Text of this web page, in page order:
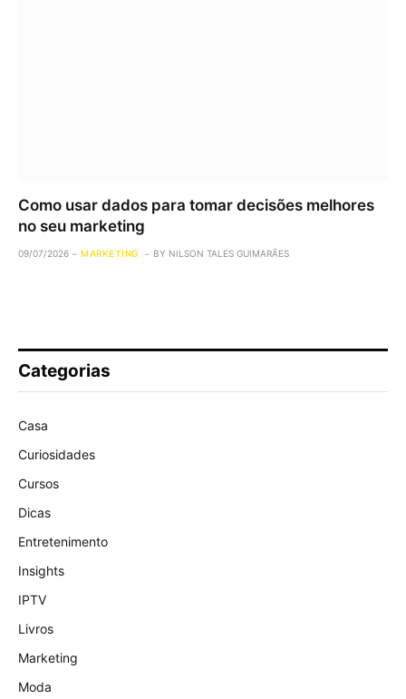
Como usar dados para tomar decisões melhores
no seu marketing
09/07/2026 MARKETING BY NILSON TALES GUIMARÃES
Categorias
Casa
Curiosidades
Cursos
Dicas
Entretenimento
Insights
IPTV
Livros
Marketing
Moda